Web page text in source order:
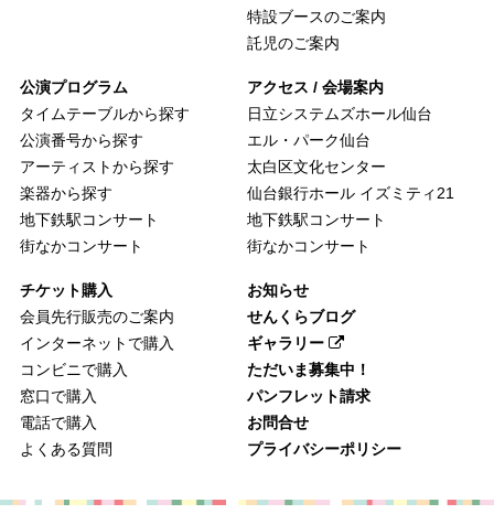
特設ブースのご案内
託児のご案内
公演プログラム
タイムテーブルから探す
公演番号から探す
アーティストから探す
楽器から探す
地下鉄駅コンサート
街なかコンサート
アクセス / 会場案内
日立システムズホール仙台
エル・パーク仙台
太白区文化センター
仙台銀行ホール イズミティ21
地下鉄駅コンサート
街なかコンサート
チケット購入
会員先行販売のご案内
インターネットで購入
コンビニで購入
窓口で購入
電話で購入
よくある質問
お知らせ
せんくらブログ
ギャラリー
ただいま募集中！
パンフレット請求
お問合せ
プライバシーポリシー